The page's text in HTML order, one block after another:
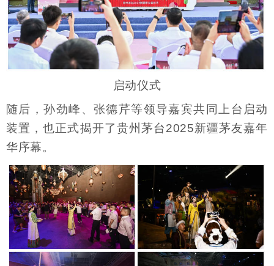
启动仪式
随后，孙劲峰、张德芹等领导嘉宾共同上台启动
装置，也正式揭开了贵州茅台2025新疆茅友嘉年
华序幕。